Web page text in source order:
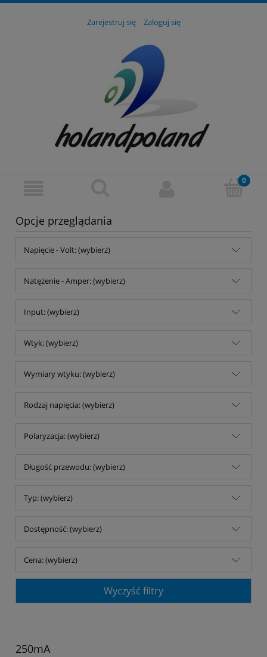
Zarejestruj się Zaloguj się
Opcje przeglądania
Napięcie - Volt: (wybierz)
Natężenie - Amper: (wybierz)
Input: (wybierz)
Wtyk: (wybierz)
Wymiary wtyku: (wybierz)
Rodzaj napięcia: (wybierz)
Polaryzacja: (wybierz)
Długość przewodu: (wybierz)
Typ: (wybierz)
Dostępność: (wybierz)
Cena: (wybierz)
Wyczyść filtry
250mA